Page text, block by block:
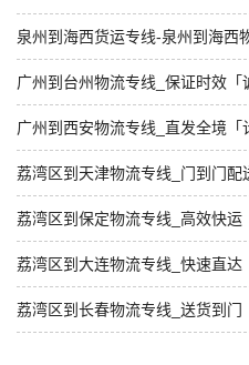
泉州到海西货运专线-泉州到海西
广州到台州物流专线_保证时效「
广州到西安物流专线_直发全境「
荔湾区到天津物流专线_门到门配
荔湾区到保定物流专线_高效快运
荔湾区到大连物流专线_快速直达
荔湾区到长春物流专线_送货到门